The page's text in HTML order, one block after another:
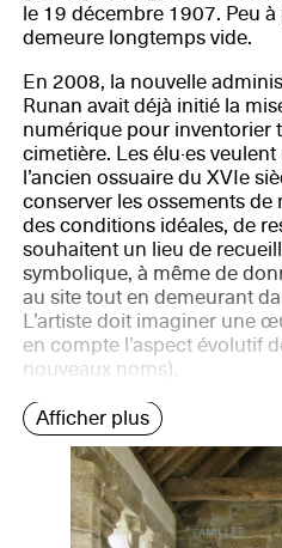
le 19 décembre 1907. Peu à
demeure longtemps vide.
En 2008, la nouvelle
Runan avait déjà initié la
numérique pour inventorier
cimetière. Les élu·es
l’ancien ossuaire du XVIe
conserver les ossements
des conditions idéales, de
souhaitent un lieu de
symbolique, à même de
au site tout en demeurant
L’artiste doit imaginer une
en compte l’aspect évolutif
nouveaux noms).
Afficher plus